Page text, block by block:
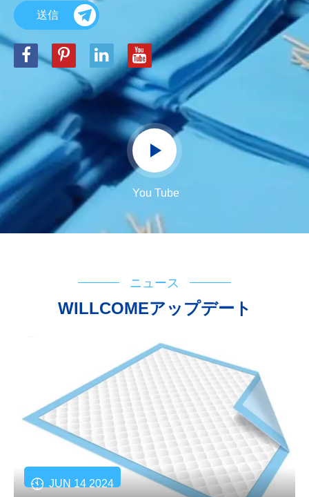
送信
You Tube
ニュース
WILLCOMEアップデート
JUN 14 2024